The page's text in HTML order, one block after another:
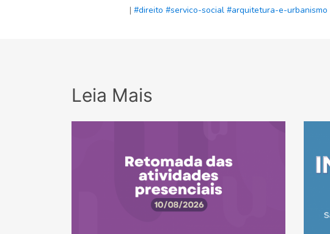
| #direito #servico-social #arquitetura-e-urbanismo
Leia Mais